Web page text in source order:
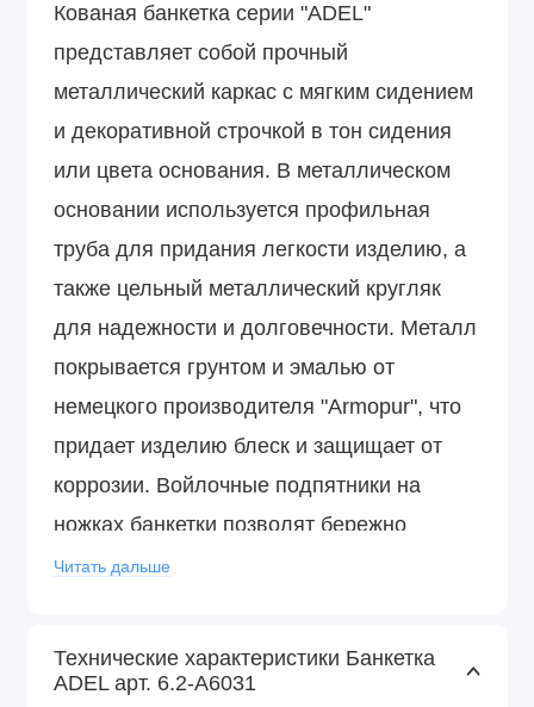
Кованая банкетка серии "ADEL"
представляет собой прочный
металлический каркас с мягким сидением
и декоративной строчкой в тон сидения
или цвета основания. В металлическом
основании используется профильная
труба для придания легкости изделию, а
также цельный металлический кругляк
для надежности и долговечности. Металл
покрывается грунтом и эмалью от
немецкого производителя "Armopur", что
придает изделию блеск и защищает от
коррозии. Войлочные подпятники на
ножках банкетки позволят бережно
эксплуатировать ее на любом покрытии
Читать дальше
Технические характеристики Банкетка
ADEL арт. 6.2-А6031